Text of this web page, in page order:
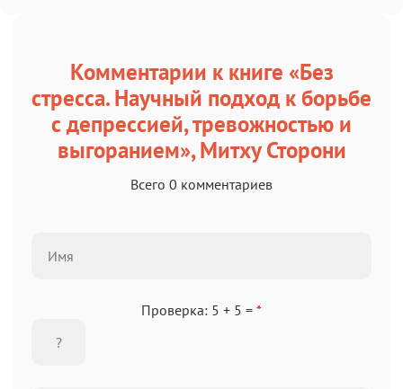
Комментарии к книге «Без
стресса. Научный подход к борьбе
с депрессией, тревожностью и
выгоранием», Митху Сторони
Всего 0 комментариев
Проверка: 5 + 5 = *